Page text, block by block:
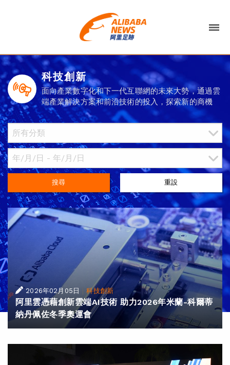
科技創新
面向產業數字化和下一代互聯網的未來大勢，通過雲
端產業解決方案和前沿技術的投入，探索新的商機
搜尋 重設
2026年02月05日 |科技創新
阿里雲憑藉創新雲端AI技術 助力2026年米蘭-科爾蒂
納丹佩佐冬季奧運會